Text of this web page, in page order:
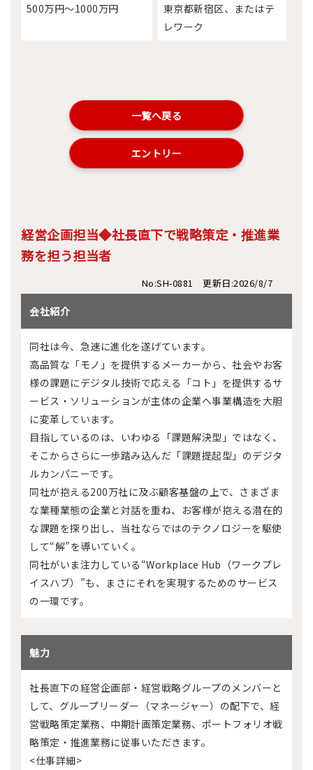
500万円～1000万円
東京都新宿区、またはテ
レワーク
一覧へ戻る
エントリー
経営企画担当◆社長直下で戦略策定・推進業
務を担う担当者
No:SH-0881 更新日:2026/8/7
会社紹介
同社は今、急速に進化を遂げています。
高品質な「モノ」を提供するメーカーから、社会やお客
様の課題にデジタル技術で応える「コト」を提供するサ
ービス・ソリューションが主体の企業へ事業構造を大胆
に変革しています。
目指しているのは、いわゆる「課題解決型」ではなく、
そこからさらに一歩踏み込んだ「課題提起型」のデジタ
ルカンパニーです。
同社が抱える200万社に及ぶ顧客基盤の上で、さまざま
な業種業態の企業と対話を重ね、お客様が抱える潜在的
な課題を探り出し、当社ならではのテクノロジーを駆使
して“解”を導いていく。
同社がいま注力している“Workplace Hub（ワークプレ
イスハブ）”も、まさにそれを実現するためのサービス
の一環です。
魅力
社長直下の経営企画部・経営戦略グループのメンバーと
して、グループリーダー（マネージャー）の配下で、経
営戦略策定業務、中期計画策定業務、ポートフォリオ戦
略策定・推進業務に従事いただきます。
<仕事詳細>